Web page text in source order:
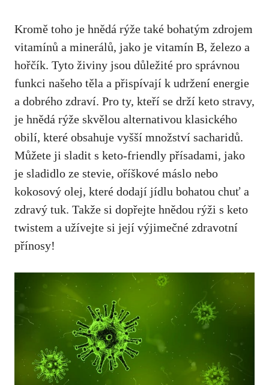
Kromě toho je hnědá rýže také bohatým zdrojem
vitamínů a minerálů, jako je⁤ vitamín ‍B, železo a
hořčík. Tyto živiny jsou důležité pro správnou
funkci našeho těla a přispívají k udržení energie
a dobrého zdraví.⁤ Pro ty, kteří se drží keto ‌stravy,
je hnědá rýže skvělou alternativou klasického‌
obilí, které obsahuje vyšší množství sacharidů.
Můžete ji ⁤sladit s keto-friendly přísadami, ‌jako
je sladidlo ze stevie, oříškové máslo nebo
kokosový olej, které dodají jídlu bohatou chuť a
zdravý ⁢tuk. Takže si dopřejte ⁤hnědou rýži s keto
twistem a užívejte si její výjimečné zdravotní
přínosy!